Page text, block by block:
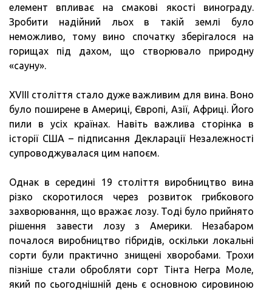
елемент впливає на смакові якості винограду.
Зробити надійний льох в такій землі було
неможливо, тому вино спочатку зберігалося на
горищах під дахом, що створювало природну
«сауну».
XVIII століття стало дуже важливим для вина. Воно
було поширене в Америці, Європі, Азії, Африці. Його
пили в усіх країнах. Навіть важлива сторінка в
історії США – підписання Декларації Незалежності
супроводжувалася цим напоєм.
Однак в середині 19 століття виробництво вина
різко скоротилося через розвиток грибкового
захворювання, що вражає лозу. Тоді було прийнято
рішення завести лозу з Америки. Незабаром
почалося виробництво гібридів, оскільки локальні
сорти були практично знищені хворобами. Трохи
пізніше стали обробляти сорт Тінта Негра Моле,
який по сьогоднішній день є основною сировиною